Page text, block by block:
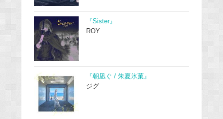
『Sister』
ROY
『朝凪ぐ / 朱夏氷菓』
ジグ